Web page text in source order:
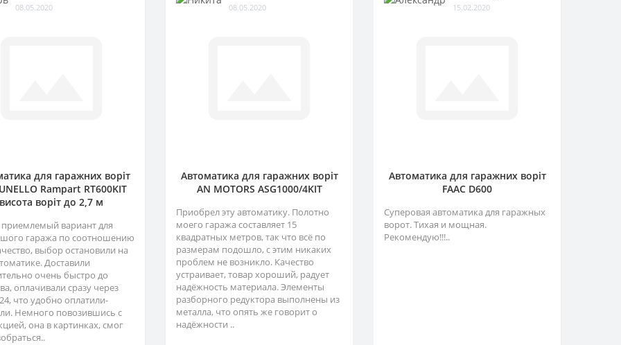
08.05.2020
для гаражних воріт
Rampart RT600KIT
висота воріт до 2,7 м
приемлемый вариант для
гаража по соотношению
выбор остановили на
Доставили
очень быстро до
оплачивали сразу через
что удобно оплатили-
Немного повозившись с
она в картинках, смог
08.05.2020
Автоматика для гаражних воріт
AN MOTORS ASG1000/4KIT
Приобрел эту автоматику. Полотно
моего гаража составляет 15
квадратных метров, так что всё по
размерам подошло, с этим никаких
проблем не возникло. Качество
устраивает, товар хороший, радует
надёжность материала. Элементы
разборного редуктора выполнены из
металла, что опять же говорит о
надёжности ..
15.02.2020
Автоматика для гаражних воріт
FAAC D600
Суперовая автоматика для гаражных
ворот. Тихая и мощная.
Рекомендую!!!..